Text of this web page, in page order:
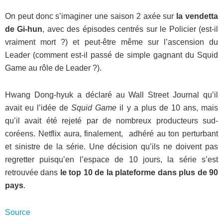
On peut donc s’imaginer une saison 2 axée sur la vendetta
de Gi-hun, avec des épisodes centrés sur le Policier (est-il
vraiment mort ?) et peut-être même sur l’ascension du
Leader (comment est-il passé de simple gagnant du Squid
Game au rôle de Leader ?).
Hwang Dong-hyuk a déclaré au Wall Street Journal qu’il
avait eu l’idée deSquid Game il y a plus de 10 ans, mais
qu’il avait été rejeté par de nombreux producteurs sud-
coréens. Netflix aura, finalement, adhéré au ton perturbant
et sinistre de la série. Une décision qu’ils ne doivent pas
regretter puisqu’en l’espace de 10 jours, la série s’est
retrouvée dans le top 10 de la plateforme dans plus de 90
pays.
Source